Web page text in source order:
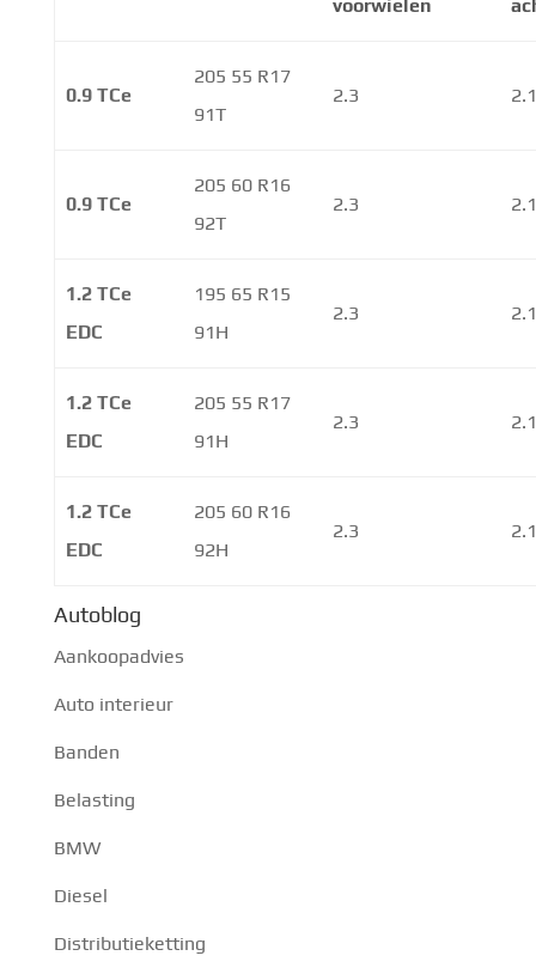
voorwielen
0.9 TCe
205 55 R17
91T
2.3
0.9 TCe
205 60 R16
92T
2.3
1.2 TCe
EDC
195 65 R15
91H
2.3
1.2 TCe
EDC
205 55 R17
91H
2.3
1.2 TCe
EDC
205 60 R16
92H
2.3
Autoblog
Aankoopadvies
Auto interieur
Banden
Belasting
BMW
Diesel
Distributieketting